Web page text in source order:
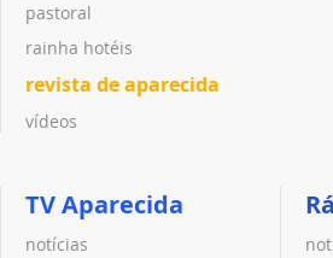
pastoral
rainha hotéis
revista de aparecida
vídeos
TV Aparecida
notícias